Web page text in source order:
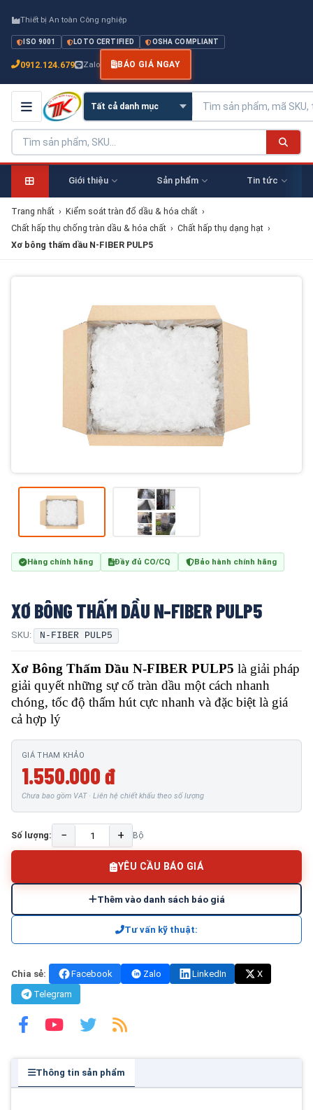
Thiết bị An toàn Công nghiệp
ISO 9001 LOTO CERTIFIED OSHA COMPLIANT
0912.124.679 Zalo BÁO GIÁ NGAY
Giới thiệu Sản phẩm Tin tức
Trang nhất › Kiểm soát tràn đổ dầu & hóa chất ›
Chất hấp thụ chống tràn dầu & hóa chất › Chất hấp thụ dạng hạt ›
Xơ bông thấm dầu N-FIBER PULP5
Hàng chính hãng Đầy đủ CO/CQ Bảo hành chính hãng
XƠ BÔNG THẤM DẦU N-FIBER PULP5
SKU: N-FIBER PULP5
Xơ Bông Thấm Dầu N-FIBER PULP5 là giải pháp
giải quyết những sự cố tràn dầu một cách nhanh
chóng, tốc độ thấm hút cực nhanh và đặc biệt là giá
cả hợp lý
GIÁ THAM KHẢO
1.550.000 đ
Chưa bao gồm VAT · Liên hệ chiết khấu theo số lượng
Số lượng: − + Bộ
YÊU CẦU BÁO GIÁ
Thêm vào danh sách báo giá
Tư vấn kỹ thuật:
Chia sẻ: Facebook Zalo LinkedIn
X
Telegram
Thông tin sản phẩm